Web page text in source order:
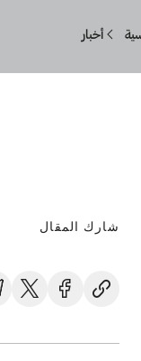
أخبار
شارك المقال